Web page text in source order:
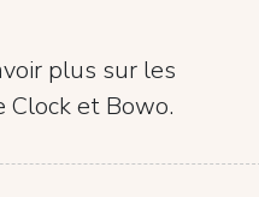
plus sur les
et Bowo.